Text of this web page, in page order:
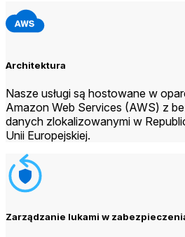
Architektura
Nasze usługi są hostowane w
Amazon Web Services (AWS) z
danych zlokalizowanymi w
Unii Europejskiej.
Zarządzanie lukami w